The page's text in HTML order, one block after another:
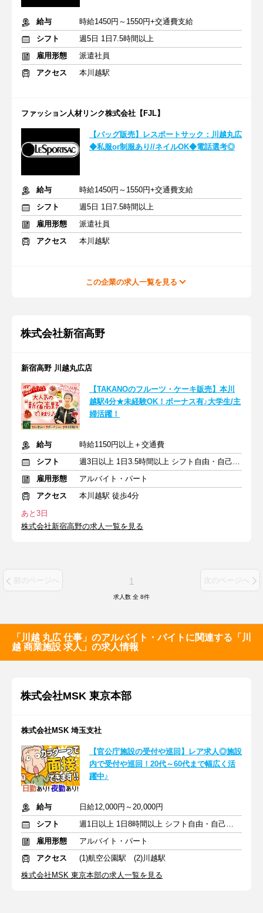
給与
時給1450円～1550円+交通費支給
シフト
週5日 1日7.5時間以上
雇用形態
派遣社員
アクセス
本川越駅
ファッション人材リンク株式会社【FJL】
【バッグ販売】レスポートサック：川越丸広
◆私服or制服あり//ネイルOK◆電話選考◎
給与
時給1450円～1550円+交通費支給
シフト
週5日 1日7.5時間以上
雇用形態
派遣社員
アクセス
本川越駅
この企業の求人一覧を見る
株式会社新宿高野
新宿高野 川越丸広店
【TAKANOのフルーツ・ケーキ販売】本川
越駅4分★未経験OK！ボーナス有♪大学生/主
婦活躍！
給与
時給1150円以上＋交通費
シフト
週3日以上 1日3.5時間以上 シフト自由・自己申告
雇用形態
アルバイト・パート
アクセス
本川越駅 徒歩4分
あと3日
株式会社新宿高野の求人一覧を見る
前のページへ 1 次のページへ
求人数 全 8件
「川越 丸広 仕事」のアルバイト・バイトに関連する「川
越 商業施設 求人」の求人情報
株式会社MSK 東京本部
株式会社MSK 埼玉支社
【官公庁施設の受付や巡回】レア求人◎施設
内で受付や巡回！20代～60代まで幅広く活
躍中♪
給与
日給12,000円～20,000円
シフト
週1日以上 1日8時間以上 シフト自由・自己申告
雇用形態
アルバイト・パート
アクセス
(1)航空公園駅 (2)川越駅
株式会社MSK 東京本部の求人一覧を見る